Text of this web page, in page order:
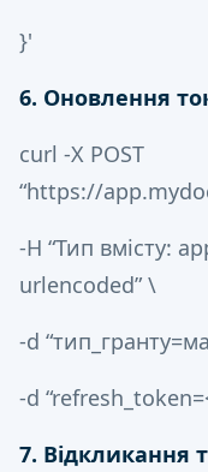
}'
6. Оновлення
curl -X POST
“https://
-H “Тип вмісту:
urlencoded” \
-d
-d
7. Відкликання